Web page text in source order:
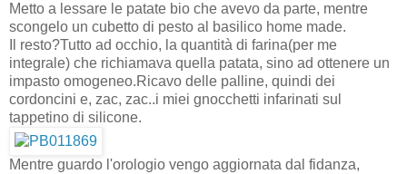
Metto a lessare le patate bio che avevo da parte, mentre
scongelo un cubetto di pesto al basilico home made.
Il resto?Tutto ad occhio, la quantità di farina(per me
integrale) che richiamava quella patata, sino ad ottenere un
impasto omogeneo.Ricavo delle palline, quindi dei
cordoncini e, zac, zac..i miei gnocchetti infarinati sul
tappetino di silicone.
Mentre guardo l'orologio vengo aggiornata dal fidanza,